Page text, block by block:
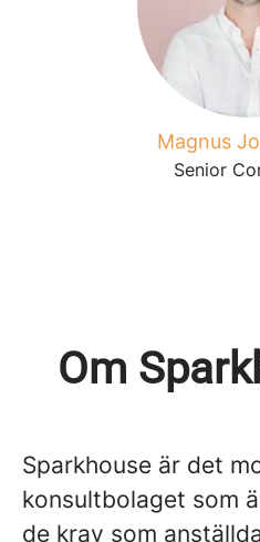
Magnus
Senior
Om
Sparkhouse är det
konsultbolaget som
de krav som